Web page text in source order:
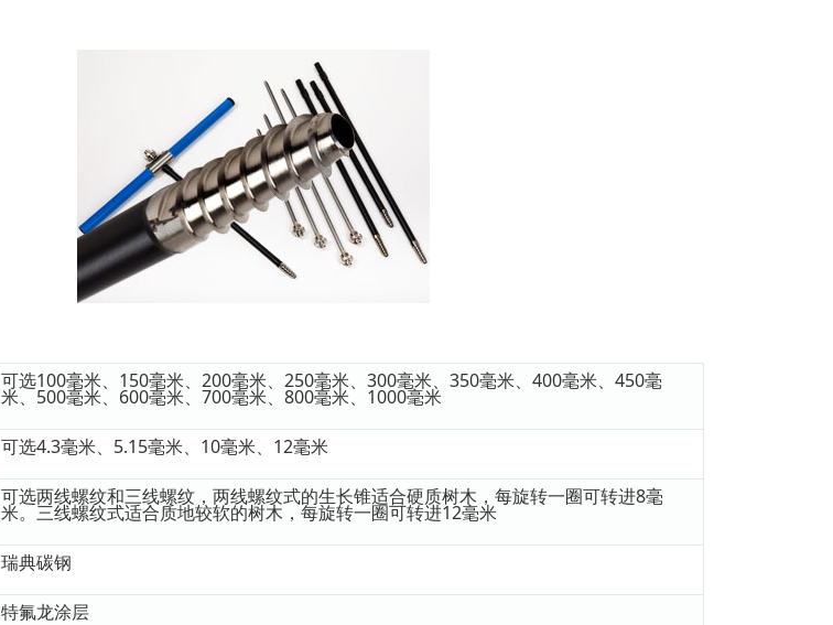
可选100毫米、150毫米、200毫米、250毫米、300毫米、350毫米、400毫米、450毫
米、500毫米、600毫米、700毫米、800毫米、1000毫米
可选4.3毫米、5.15毫米、10毫米、12毫米
可选两线螺纹和三线螺纹，两线螺纹式的生长锥适合硬质树木，每旋转一圈可转进8毫
米。三线螺纹式适合质地较软的树木，每旋转一圈可转进12毫米
瑞典碳钢
特氟龙涂层